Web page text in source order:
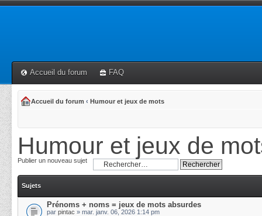
Accueil du forum FAQ
Accueil du forum ‹ Humour et jeux de mots
Humour et jeux de
Publier un nouveau sujet
Sujets
Prénoms + noms = jeux de mots absurdes
par pintac » mar. janv. 06, 2026 1:14 pm